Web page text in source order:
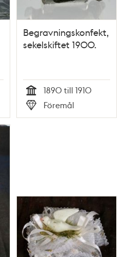
Begravningskonfekt,
sekelskiftet 1900.
Tid
1890 till 1910
Typ
Föremål